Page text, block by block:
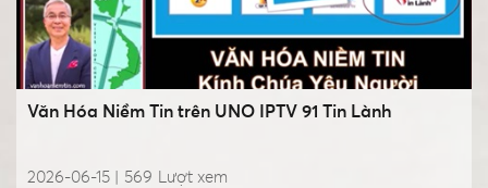
Văn Hóa Niềm Tin trên UNO IPTV 91 Tin Lành
2026-06-15 | Lượt xem
569